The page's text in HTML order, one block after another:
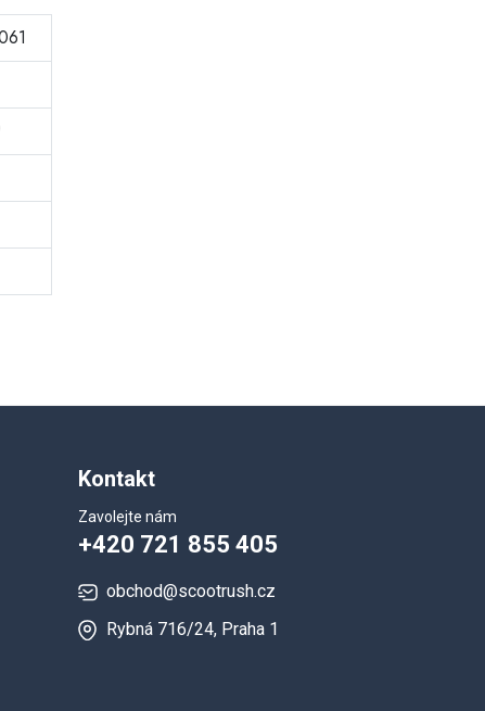
Kontakt
Zavolejte nám
+420 721 855 405
obchod@scootrush.cz
Rybná 716/24, Praha 1